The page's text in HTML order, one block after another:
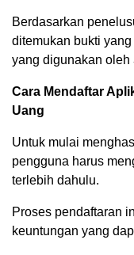
Berdasarkan
ditemukan bukti
yang digunakan oleh
Cara Mendaftar
Uang
Untuk mulai
pengguna harus
terlebih dahulu.
Proses pendaftaran
keuntungan yang